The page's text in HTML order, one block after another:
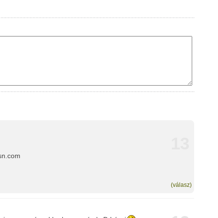
(válasz)